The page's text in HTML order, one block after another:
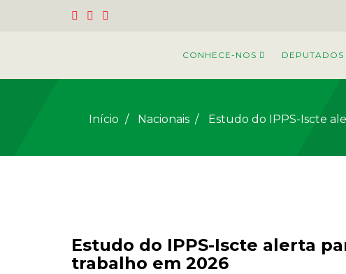
CONHECE-NOS DEPUTADOS
Início Nacionais / Estudo do IPPS-Iscte
Estudo do IPPS-Iscte alerta
trabalho em 2026